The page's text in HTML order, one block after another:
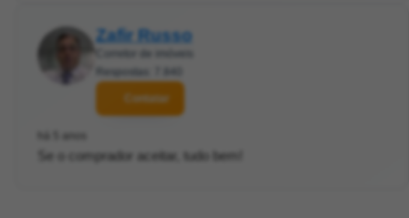
Zafir Russo
Corretor de imóveis
Respostas: 7.840
Contatar
há 5 anos
Se o comprador aceitar, tudo bem!